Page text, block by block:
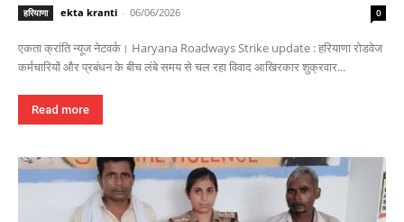
हरियाणा ekta kranti - 06/06/2026 0
एकता क्रांति न्यूज नेटवर्क। Haryana Roadways Strike update : हरियाणा रोडवेज
कर्मचारियों और प्रबंधन के बीच लंबे समय से चल रहा विवाद आखिरकार शुक्रवार...
Read more